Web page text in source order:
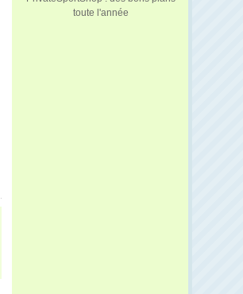
toute l'année